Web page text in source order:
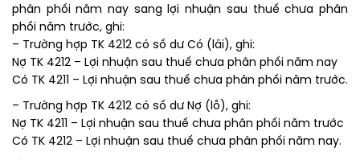
phân phối năm nay sang lợi nhuận sau thuế chưa phân
phối năm trước, ghi:
– Trường hợp TK 4212 có số dư Có (lãi), ghi:
Nợ TK 4212 – Lợi nhuận sau thuế chưa phân phối năm nay
Có TK 4211 – Lợi nhuận sau thuế chưa phân phối năm trước.
– Trường hợp TK 4212 có số dư Nợ (lỗ), ghi:
Nợ TK 4211 – Lợi nhuận sau thuế chưa phân phối năm trước
Có TK 4212 – Lợi nhuận sau thuế chưa phân phối năm nay.